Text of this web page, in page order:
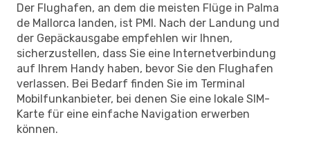
Der Flughafen, an dem die meisten Flüge in Palma
de Mallorca landen, ist PMI. Nach der Landung und
der Gepäckausgabe empfehlen wir Ihnen,
sicherzustellen, dass Sie eine Internetverbindung
auf Ihrem Handy haben, bevor Sie den Flughafen
verlassen. Bei Bedarf finden Sie im Terminal
Mobilfunkanbieter, bei denen Sie eine lokale SIM-
Karte für eine einfache Navigation erwerben
können.